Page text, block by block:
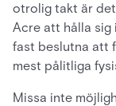
otrolig takt är
Acre att hålla sig
fast beslutna att
mest pålitliga
Missa inte